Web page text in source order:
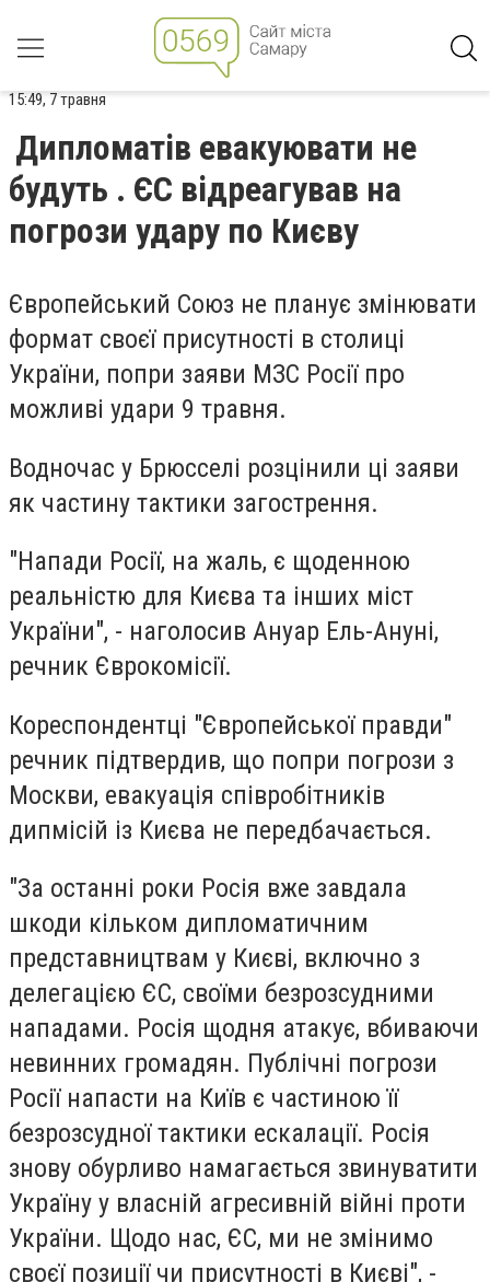
15:49, 7 травня
Дипломатів евакуювати не
будуть . ЄС відреагував на
погрози удару по Києву
Європейський Союз не планує змінювати
формат своєї присутності в столиці
України, попри заяви МЗС Росії про
можливі удари 9 травня.
Водночас у Брюсселі розцінили ці заяви
як частину тактики загострення.
"Напади Росії, на жаль, є щоденною
реальністю для Києва та інших міст
України", - наголосив Ануар Ель-Ануні,
речник Єврокомісії.
Кореспондентці "Європейської правди"
речник підтвердив, що попри погрози з
Москви, евакуація співробітників
дипмісій із Києва не передбачається.
"За останні роки Росія вже завдала
шкоди кільком дипломатичним
представництвам у Києві, включно з
делегацією ЄС, своїми безрозсудними
нападами. Росія щодня атакує, вбиваючи
невинних громадян. Публічні погрози
Росії напасти на Київ є частиною її
безрозсудної тактики ескалації. Росія
знову обурливо намагається звинуватити
Україну у власній агресивній війні проти
України. Щодо нас, ЄС, ми не змінимо
своєї позиції чи присутності в Києві", -